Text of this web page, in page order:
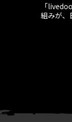
「
組みが、